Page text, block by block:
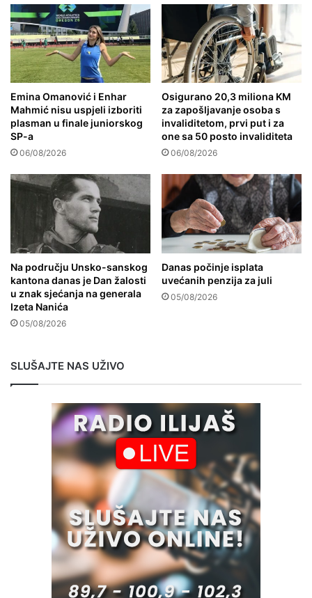
Emina Omanović i Enhar
Mahmić nisu uspjeli izboriti
plasman u finale juniorskog
SP-a
06/08/2026
Osigurano 20,3 miliona KM
za zapošljavanje osoba s
invaliditetom, prvi put i za
one sa 50 posto invaliditeta
06/08/2026
Na području Unsko-sanskog
kantona danas je Dan žalosti
u znak sjećanja na generala
Izeta Nanića
05/08/2026
Danas počinje isplata
uvećanih penzija za juli
05/08/2026
SLUŠAJTE NAS UŽIVO